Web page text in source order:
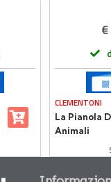
€
CLEMENTONI
La Pianola
Animali